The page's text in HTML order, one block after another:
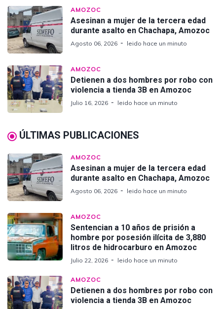
AMOZOC
Asesinan a mujer de la tercera edad
durante asalto en Chachapa, Amozoc
Agosto 06, 2026 leido hace un minuto
AMOZOC
Detienen a dos hombres por robo con
violencia a tienda 3B en Amozoc
Julio 16, 2026 leido hace un minuto
ÚLTIMAS PUBLICACIONES
AMOZOC
Asesinan a mujer de la tercera edad
durante asalto en Chachapa, Amozoc
Agosto 06, 2026 leido hace un minuto
AMOZOC
Sentencian a 10 años de prisión a
hombre por posesión ilícita de 3,880
litros de hidrocarburo en Amozoc
Julio 22, 2026 leido hace un minuto
AMOZOC
Detienen a dos hombres por robo con
violencia a tienda 3B en Amozoc